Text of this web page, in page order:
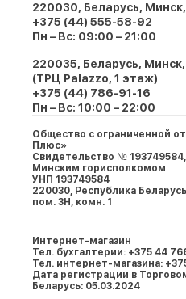
220030, Беларусь,
+375 (44) 555-58-92
Пн – Вс: 09:00 – 21:00
220035, Беларусь,
(ТРЦ Palazzo, 1 этаж)
+375 (44) 786-91-16
Пн – Вс: 10:00 – 22:00
Общество с ограниченной
Плюс»
Свидетельство №
Минским горисполкомом
УНП 193749584
220030, Республика
пом. 3Н, комн. 1
Интернет-магазин
Тел. бухгалтерии: +375 44
Тел. интернет-магазина:
Дата регистрации в
Беларусь: 05.03.2024